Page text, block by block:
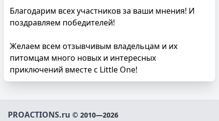
Благодарим всех участников за ваши мнения! И
поздравляем победителей!
Желаем всем отзывчивым владельцам и их
питомцам много новых и интересных
приключений вместе с Little One!
PROACTIONS.ru © 2010—2026